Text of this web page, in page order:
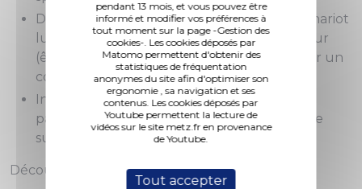
pendant 13 mois, et vous pouvez être
informé et modifier vos préférences à
tout moment sur la page -Gestion des
cookies-. Les cookies déposés par
Matomo permettent d'obtenir des
statistiques de fréquentation
anonymes du site afin d'optimiser son
ergonomie , sa navigation et ses
contenus. Les cookies déposés par
Youtube permettent la lecture de
vidéos sur le site metz.fr en provenance
de Youtube.
Tout accepter
Deux types de rôles proposés : pousseur (chariot
lumières et groupe électrogène) ou danseur
(être à l'aise avec le public, et pouvoir porter un
costume taille M ou S)
Inscription en précisant que vous souhaitez
participer à Color Wheels par mail à l'adresse
suivante :
hophophop@deracinemoa.eu
Découvrez la vidéo du spectacle !